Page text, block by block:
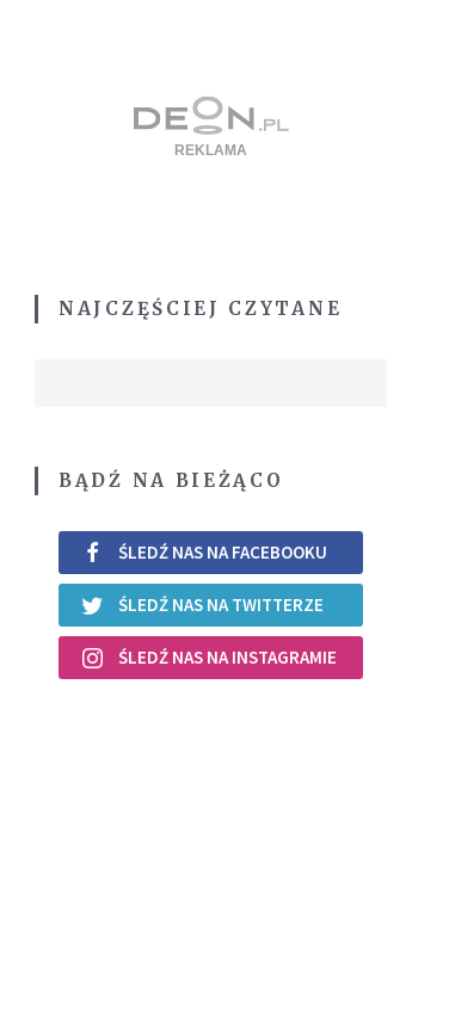
NAJCZĘŚCIEJ CZYTANE
BĄDŹ NA BIEŻĄCO
ŚLEDŹ NAS NA FACEBOOKU
ŚLEDŹ NAS NA TWITTERZE
ŚLEDŹ NAS NA INSTAGRAMIE